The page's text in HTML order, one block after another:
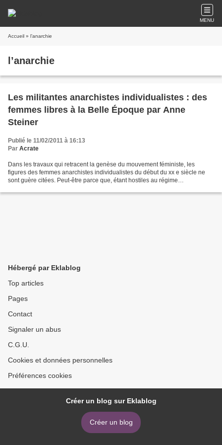
MENU
Accueil » l’anarchie
l’anarchie
Les militantes anarchistes individualistes : des
femmes libres à la Belle Époque par Anne
Steiner
Publié le 11/02/2011 à 16:13
Par Acrate
Dans les travaux qui retracent la genèse du mouvement féministe, les
figures des femmes anarchistes individualistes du début du xx e siècle ne
sont guère citées. Peut-être parce que, étant hostiles au régime
Hébergé par Eklablog
Top articles
Pages
Contact
Signaler un abus
C.G.U.
Cookies et données personnelles
Préférences cookies
Créer un blog sur Eklablog
Créer un blog